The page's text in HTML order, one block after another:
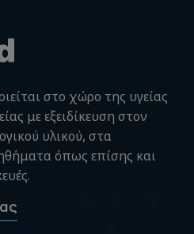
στο χώρο της υγείας
με εξειδίκευση στον
υλικού, στα
όπως επίσης και